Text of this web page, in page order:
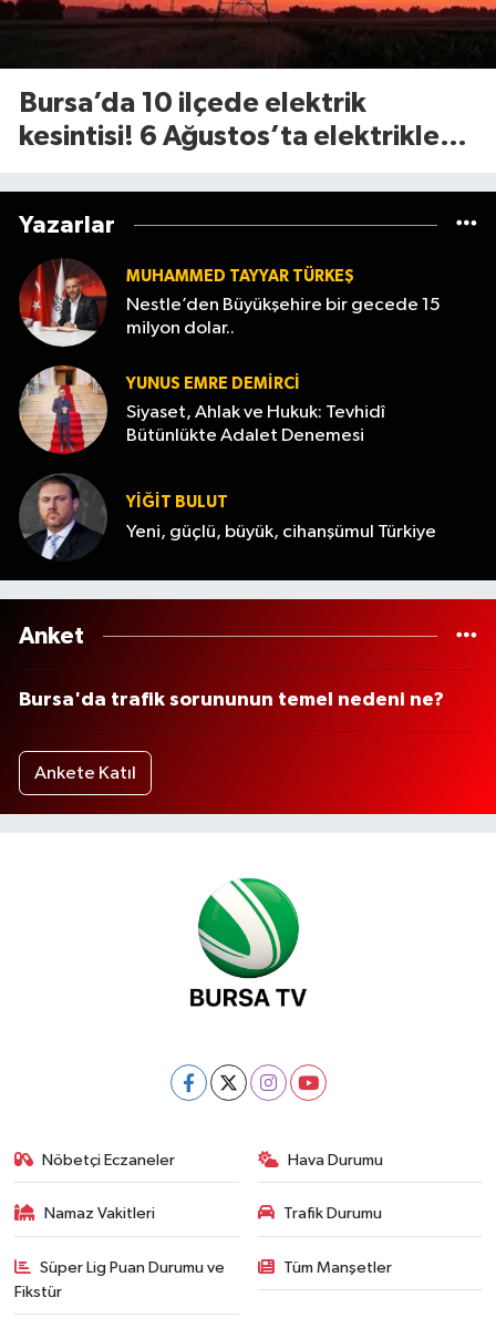
Bursa’da 10 ilçede elektrik
kesintisi! 6 Ağustos’ta elektrikler
Yazarlar
MUHAMMED TAYYAR TÜRKEŞ
Nestle’den Büyükşehire bir gecede 15
milyon dolar..
YUNUS EMRE DEMIRCI
Siyaset, Ahlak ve Hukuk: Tevhidî
Bütünlükte Adalet Denemesi
YİĞİT BULUT
Yeni, güçlü, büyük, cihanşümul Türkiye
Anket
Bursa'da trafik sorununun temel nedeni ne?
Ankete Katıl
Nöbetçi Eczaneler Hava Durumu
Namaz Vakitleri Trafik Durumu
Süper Lig Puan Durumu ve
Fikstür
Tüm Manşetler